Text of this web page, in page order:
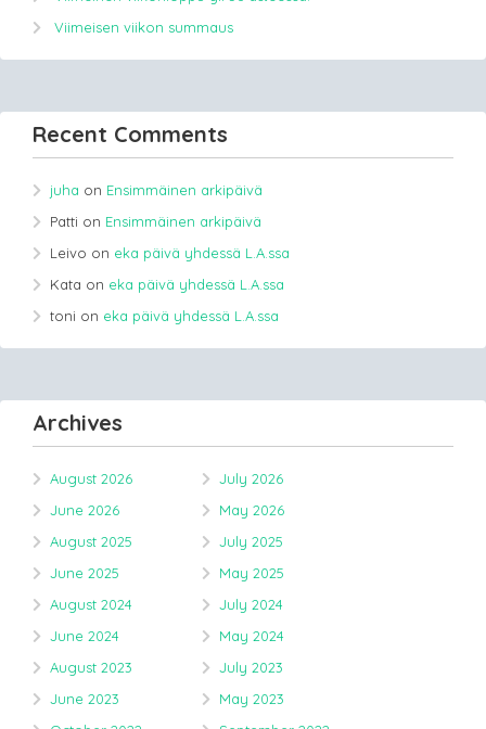
Viimeisen viikon summaus
Recent Comments
juha on Ensimmäinen arkipäivä
Patti on Ensimmäinen arkipäivä
Leivo on eka päivä yhdessä L.A.ssa
Kata on eka päivä yhdessä L.A.ssa
toni on eka päivä yhdessä L.A.ssa
Archives
August 2026
July 2026
June 2026
May 2026
August 2025
July 2025
June 2025
May 2025
August 2024
July 2024
June 2024
May 2024
August 2023
July 2023
June 2023
May 2023